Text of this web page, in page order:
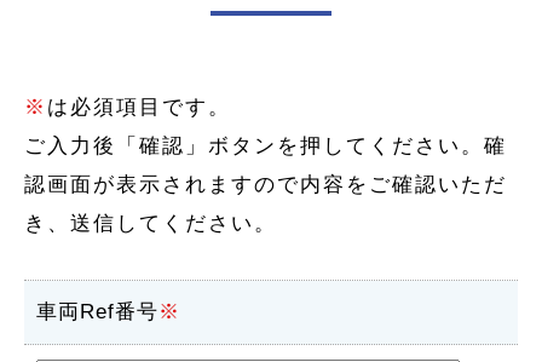
※ は必須項目です。
ご入力後「確認」ボタンを押してください。確
認画面が表示されますので内容をご確認いただ
き、送信してください。
車両Ref番号※